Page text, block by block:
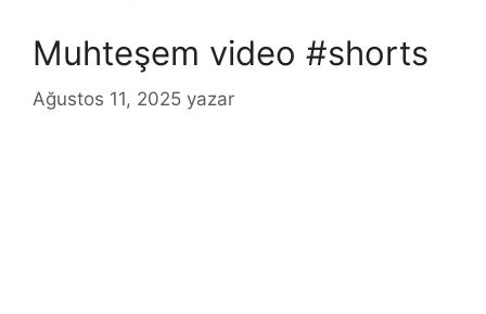
Muhteşem video #shorts
Ağustos 11, 2025 yazar